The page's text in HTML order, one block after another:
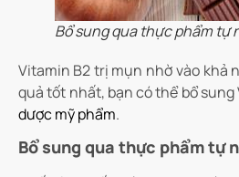
Bổ sung qua thực phẩm tự
Vitamin B2 trị mụn nhờ vào khả
quả tốt nhất, bạn có thể bổ
dược mỹ phẩm.
Bổ sung qua thực phẩm tự